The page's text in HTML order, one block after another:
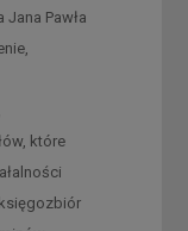
Pawła
które
księgozbiór